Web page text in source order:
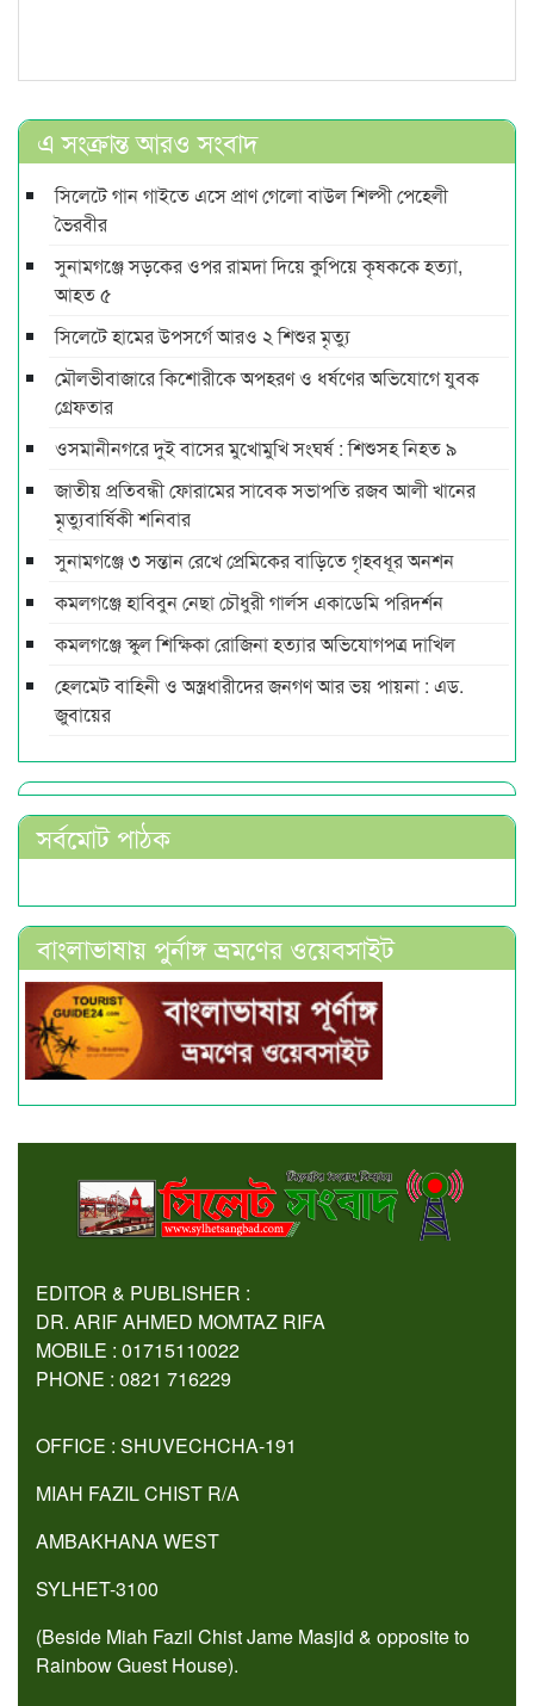
এ সংক্রান্ত আরও সংবাদ
সিলেটে গান গাইতে এসে প্রাণ গেলো বাউল শিল্পী পেহেলী
ভৈরবীর
সুনামগঞ্জে সড়কের ওপর রামদা দিয়ে কুপিয়ে কৃষককে হত্যা,
আহত ৫
সিলেটে হামের উপসর্গে আরও ২ শিশুর মৃত্যু
মৌলভীবাজারে কিশোরীকে অপহরণ ও ধর্ষণের অভিযোগে যুবক
গ্রেফতার
ওসমানীনগরে দুই বাসের মুখোমুখি সংঘর্ষ : শিশুসহ নিহত ৯
জাতীয় প্রতিবন্ধী ফোরামের সাবেক সভাপতি রজব আলী খানের
মৃত্যুবার্ষিকী শনিবার
সুনামগঞ্জে ৩ সন্তান রেখে প্রেমিকের বাড়িতে গৃহবধূর অনশন
কমলগঞ্জে হাবিবুন নেছা চৌধুরী গার্লস একাডেমি পরিদর্শন
কমলগঞ্জে স্কুল শিক্ষিকা রোজিনা হত্যার অভিযোগপত্র দাখিল
হেলমেট বাহিনী ও অস্ত্রধারীদের জনগণ আর ভয় পায়না : এড.
জুবায়ের
সর্বমোট পাঠক
বাংলাভাষায় পুর্নাঙ্গ ভ্রমণের ওয়েবসাইট
EDITOR & PUBLISHER :
DR. ARIF AHMED MOMTAZ RIFA
MOBILE : 01715110022
PHONE : 0821 716229
OFFICE : SHUVECHCHA-191
MIAH FAZIL CHIST R/A
AMBAKHANA WEST
SYLHET-3100
(Beside Miah Fazil Chist Jame Masjid & opposite to
Rainbow Guest House).